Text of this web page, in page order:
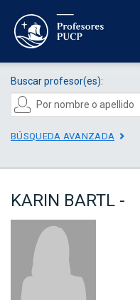
Buscar profesor(es):
BÚSQUEDA AVANZADA
KARIN BARTL -